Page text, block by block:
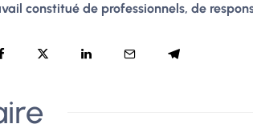
constitué de professionnels, de